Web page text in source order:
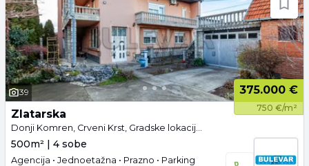
39 375.000 €
750 €/m²
Zlatarska
Donji Komren, Crveni Krst, Gradske lokacije, Niš
500m² | 4 sobe
Agencija • Jednoetažna • Prazno • Parking